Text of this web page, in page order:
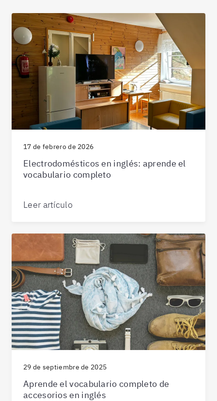
17 de febrero de 2026
Electrodomésticos en inglés: aprende el
vocabulario completo
Leer artículo
29 de septiembre de 2025
Aprende el vocabulario completo de
accesorios en inglés